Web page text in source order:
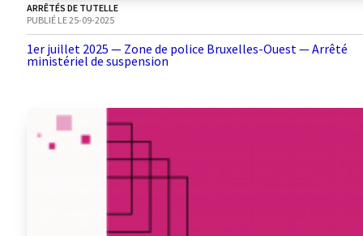
ARRÊTÉS DE TUTELLE
PUBLIÉ LE 25-09-2025
1er juillet 2025 — Zone de police Bruxelles-Ouest — Arrêté
ministériel de suspension